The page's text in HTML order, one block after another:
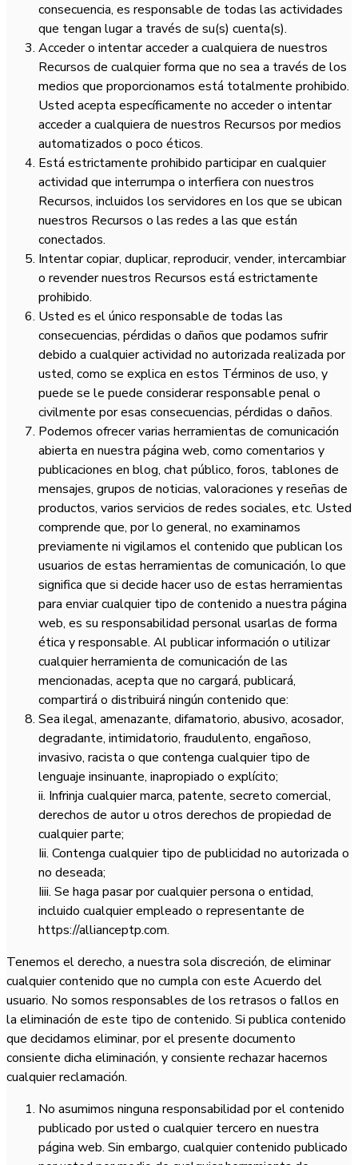
consecuencia, es responsable de todas las actividades
que tengan lugar a través de su(s) cuenta(s).
Acceder o intentar acceder a cualquiera de nuestros
Recursos de cualquier forma que no sea a través de los
medios que proporcionamos está totalmente prohibido.
Usted acepta específicamente no acceder o intentar
acceder a cualquiera de nuestros Recursos por medios
automatizados o poco éticos.
Está estrictamente prohibido participar en cualquier
actividad que interrumpa o interfiera con nuestros
Recursos, incluidos los servidores en los que se ubican
nuestros Recursos o las redes a las que están
conectados.
Intentar copiar, duplicar, reproducir, vender, intercambiar
o revender nuestros Recursos está estrictamente
prohibido.
Usted es el único responsable de todas las
consecuencias, pérdidas o daños que podamos sufrir
debido a cualquier actividad no autorizada realizada por
usted, como se explica en estos Términos de uso, y
puede se le puede considerar responsable penal o
civilmente por esas consecuencias, pérdidas o daños.
Podemos ofrecer varias herramientas de comunicación
abierta en nuestra página web, como comentarios y
publicaciones en blog, chat público, foros, tablones de
mensajes, grupos de noticias, valoraciones y reseñas de
productos, varios servicios de redes sociales, etc. Usted
comprende que, por lo general, no examinamos
previamente ni vigilamos el contenido que publican los
usuarios de estas herramientas de comunicación, lo que
significa que si decide hacer uso de estas herramientas
para enviar cualquier tipo de contenido a nuestra página
web, es su responsabilidad personal usarlas de forma
ética y responsable. Al publicar información o utilizar
cualquier herramienta de comunicación de las
mencionadas, acepta que no cargará, publicará,
compartirá o distribuirá ningún contenido que:
Sea ilegal, amenazante, difamatorio, abusivo, acosador,
degradante, intimidatorio, fraudulento, engañoso,
invasivo, racista o que contenga cualquier tipo de
lenguaje insinuante, inapropiado o explícito;
ii. Infrinja cualquier marca, patente, secreto comercial,
derechos de autor u otros derechos de propiedad de
cualquier parte;
Iii. Contenga cualquier tipo de publicidad no autorizada o
no deseada;
Iiii. Se haga pasar por cualquier persona o entidad,
incluido cualquier empleado o representante de
https://allianceptp.com.
Tenemos el derecho, a nuestra sola discreción, de eliminar
cualquier contenido que no cumpla con este Acuerdo del
usuario. No somos responsables de los retrasos o fallos en
la eliminación de este tipo de contenido. Si publica contenido
que decidamos eliminar, por el presente documento
consiente dicha eliminación, y consiente rechazar hacernos
cualquier reclamación.
No asumimos ninguna responsabilidad por el contenido
publicado por usted o cualquier tercero en nuestra
página web. Sin embargo, cualquier contenido publicado